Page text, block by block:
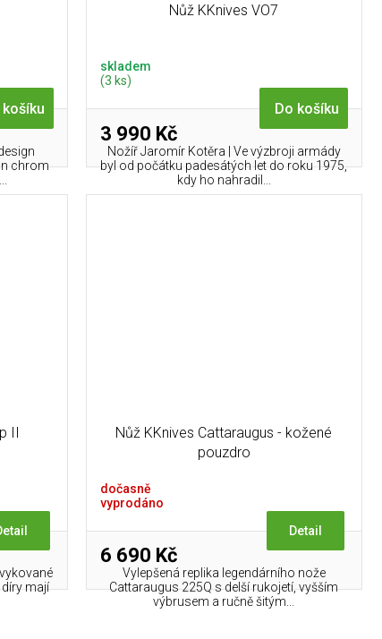
košíku
chrom
Nůž KKnives VO7
skladem
(3 ks)
3 990 Kč
Do košíku
Nožíř Jaromír Kotěra | Ve výzbroji armády
byl od počátku padesátých let do roku 1975,
kdy ho nahradil...
II
díry mají
Nůž KKnives Cattaraugus - kožené
pouzdro
dočasně
vyprodáno
6 690 Kč
Detail
Vylepšená replika legendárního nože
Cattaraugus 225Q s delší rukojetí, vyšším
výbrusem a ručně šitým...